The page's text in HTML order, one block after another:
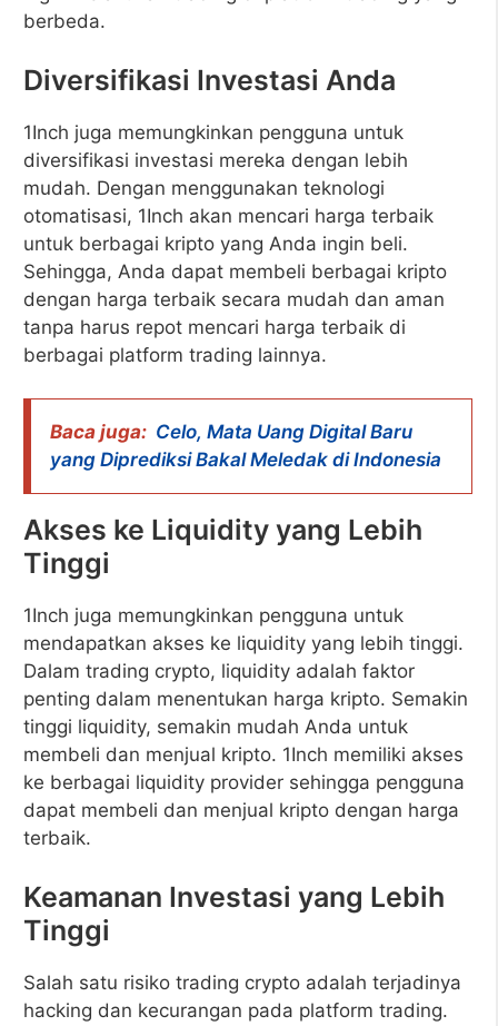
berbeda.
Diversifikasi Investasi Anda
1Inch juga memungkinkan pengguna untuk
diversifikasi investasi mereka dengan lebih
mudah. Dengan menggunakan teknologi
otomatisasi, 1Inch akan mencari harga terbaik
untuk berbagai kripto yang Anda ingin beli.
Sehingga, Anda dapat membeli berbagai kripto
dengan harga terbaik secara mudah dan aman
tanpa harus repot mencari harga terbaik di
berbagai platform trading lainnya.
Baca juga: Celo, Mata Uang Digital Baru
yang Diprediksi Bakal Meledak di Indonesia
Akses ke Liquidity yang Lebih
Tinggi
1Inch juga memungkinkan pengguna untuk
mendapatkan akses ke liquidity yang lebih tinggi.
Dalam trading crypto, liquidity adalah faktor
penting dalam menentukan harga kripto. Semakin
tinggi liquidity, semakin mudah Anda untuk
membeli dan menjual kripto. 1Inch memiliki akses
ke berbagai liquidity provider sehingga pengguna
dapat membeli dan menjual kripto dengan harga
terbaik.
Keamanan Investasi yang Lebih
Tinggi
Salah satu risiko trading crypto adalah terjadinya
hacking dan kecurangan pada platform trading.